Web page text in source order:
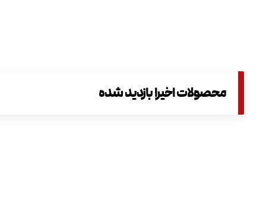
محصولات اخیرا بازدید شده